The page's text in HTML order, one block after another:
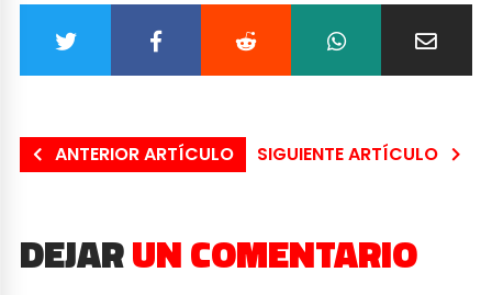
ANTERIOR ARTÍCULO SIGUIENTE ARTÍCULO
DEJARUN COMENTARIO